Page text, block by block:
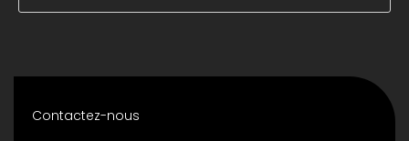
Contactez-nous